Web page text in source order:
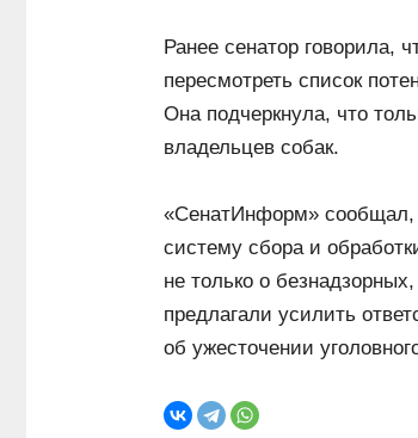
Ранее сенатор говорила,
пересмотреть список
Она подчеркнула, что
владельцев собак.
«СенатИнформ» сообщал,
систему сбора и
не только о
предлагали усилить
об ужесточении